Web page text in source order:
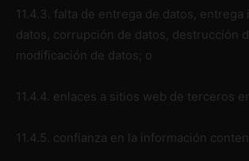
11.4.3. falta de entrega de datos,
datos, corrupción de datos, destrucción
modificación de datos; o
11.4.4. enlaces a sitios web de terceros
11.4.5. confianza en la información